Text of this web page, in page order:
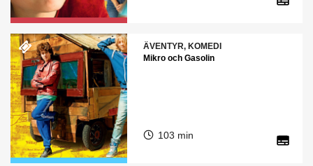
ÄVENTYR, KOMEDI
Mikro och Gasolin
103 min